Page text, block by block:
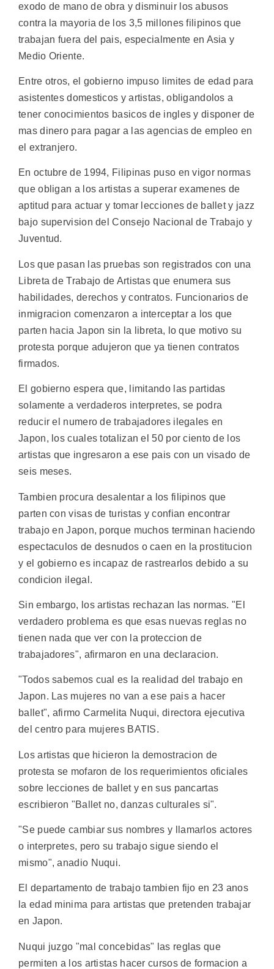
exodo de mano de obra y disminuir los abusos
contra la mayoria de los 3,5 millones filipinos que
trabajan fuera del pais, especialmente en Asia y
Medio Oriente.
Entre otros, el gobierno impuso limites de edad para
asistentes domesticos y artistas, obligandolos a
tener conocimientos basicos de ingles y disponer de
mas dinero para pagar a las agencias de empleo en
el extranjero.
En octubre de 1994, Filipinas puso en vigor normas
que obligan a los artistas a superar examenes de
aptitud para actuar y tomar lecciones de ballet y jazz
bajo supervision del Consejo Nacional de Trabajo y
Juventud.
Los que pasan las pruebas son registrados con una
Libreta de Trabajo de Artistas que enumera sus
habilidades, derechos y contratos. Funcionarios de
inmigracion comenzaron a interceptar a los que
parten hacia Japon sin la libreta, lo que motivo su
protesta porque adujeron que ya tienen contratos
firmados.
El gobierno espera que, limitando las partidas
solamente a verdaderos interpretes, se podra
reducir el numero de trabajadores ilegales en
Japon, los cuales totalizan el 50 por ciento de los
artistas que ingresaron a ese pais con un visado de
seis meses.
Tambien procura desalentar a los filipinos que
parten con visas de turistas y confian encontrar
trabajo en Japon, porque muchos terminan haciendo
espectaculos de desnudos o caen en la prostitucion
y el gobierno es incapaz de rastrearlos debido a su
condicion ilegal.
Sin embargo, los artistas rechazan las normas. "El
verdadero problema es que esas nuevas reglas no
tienen nada que ver con la proteccion de
trabajadores", afirmaron en una declaracion.
"Todos sabemos cual es la realidad del trabajo en
Japon. Las mujeres no van a ese pais a hacer
ballet", afirmo Carmelita Nuqui, directora ejecutiva
del centro para mujeres BATIS.
Los artistas que hicieron la demostracion de
protesta se mofaron de los requerimientos oficiales
sobre lecciones de ballet y en sus pancartas
escribieron "Ballet no, danzas culturales si".
"Se puede cambiar sus nombres y llamarlos actores
o interpretes, pero su trabajo sigue siendo el
mismo", anadio Nuqui.
El departamento de trabajo tambien fijo en 23 anos
la edad minima para artistas que pretenden trabajar
en Japon.
Nuqui juzgo "mal concebidas" las reglas que
permiten a los artistas hacer cursos de formacion a